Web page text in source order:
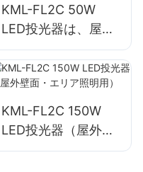
KML-FL2C 50W
LED投光器は、屋外
看板や大型看板照明
用として最適です。
KML-FL2C 150W
LED投光器（屋外壁
面・エリア照明用）